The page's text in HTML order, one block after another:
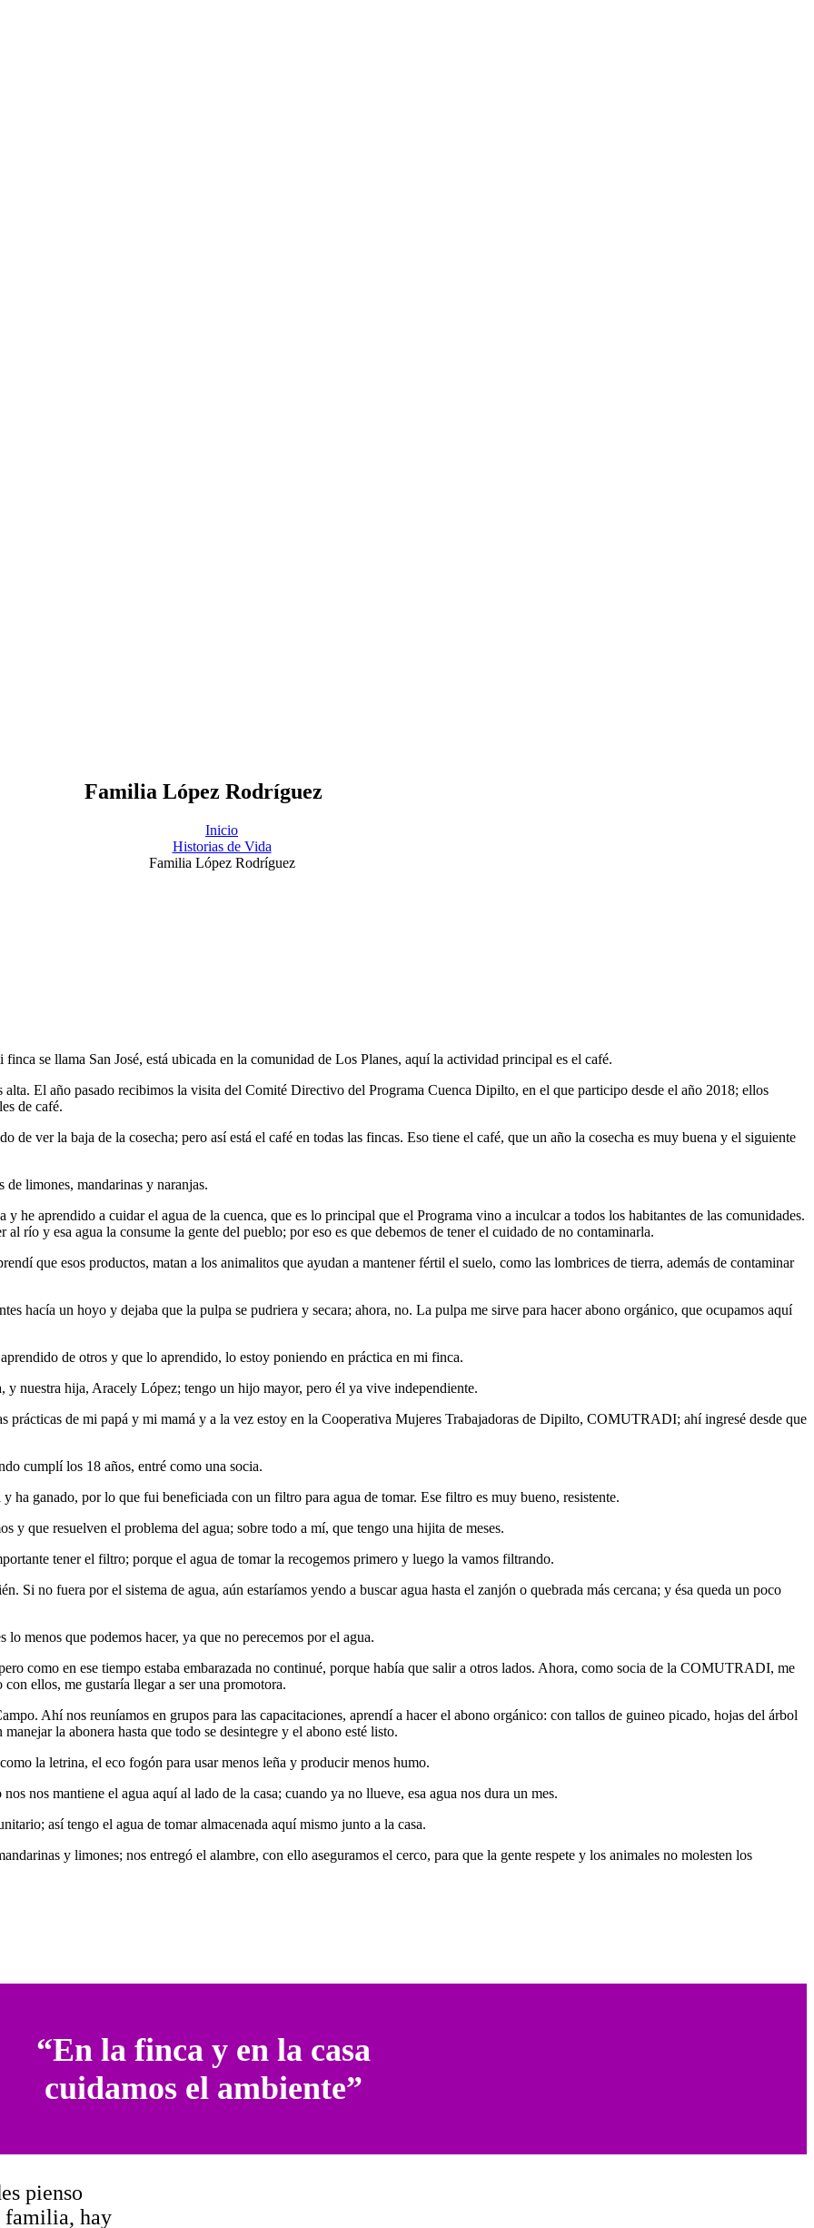
Familia López Rodríguez
Inicio
Historias de Vida
Familia López Rodríguez
se llama San José, está ubicada en la comunidad de Los Planes, aquí la actividad principal es el café.
El año pasado recibimos la visita del Comité Directivo del Programa Cuenca Dipilto, en el que participo desde el año 2018; ellos
de café.
de ver la baja de la cosecha; pero así está el café en todas las fincas. Eso tiene el café, que un año la cosecha es muy buena y el siguiente
de limones, mandarinas y naranjas.
he aprendido a cuidar el agua de la cuenca, que es lo principal que el Programa vino a inculcar a todos los habitantes de las comunidades.
al río y esa agua la consume la gente del pueblo; por eso es que debemos de tener el cuidado de no contaminarla.
que esos productos, matan a los animalitos que ayudan a mantener fértil el suelo, como las lombrices de tierra, además de contaminar
hacía un hoyo y dejaba que la pulpa se pudriera y secara; ahora, no. La pulpa me sirve para hacer abono orgánico, que ocupamos aquí
de otros y que lo aprendido, lo estoy poniendo en práctica en mi finca.
nuestra hija, Aracely López; tengo un hijo mayor, pero él ya vive independiente.
de mi papá y mi mamá y a la vez estoy en la Cooperativa Mujeres Trabajadoras de Dipilto, COMUTRADI; ahí ingresé desde que
cumplí los 18 años, entré como una socia.
ha ganado, por lo que fui beneficiada con un filtro para agua de tomar. Ese filtro es muy bueno, resistente.
y que resuelven el problema del agua; sobre todo a mí, que tengo una hijita de meses.
tener el filtro; porque el agua de tomar la recogemos primero y luego la vamos filtrando.
Si no fuera por el sistema de agua, aún estaríamos yendo a buscar agua hasta el zanjón o quebrada más cercana; y ésa queda un poco
menos que podemos hacer, ya que no perecemos por el agua.
como en ese tiempo estaba embarazada no continué, porque había que salir a otros lados. Ahora, como socia de la COMUTRADI, me
ellos, me gustaría llegar a ser una promotora.
Ahí nos reuníamos en grupos para las capacitaciones, aprendí a hacer el abono orgánico: con tallos de guineo picado, hojas del árbol
la abonera hasta que todo se desintegre y el abono esté listo.
la letrina, el eco fogón para usar menos leña y producir menos humo.
nos mantiene el agua aquí al lado de la casa; cuando ya no llueve, esa agua nos dura un mes.
así tengo el agua de tomar almacenada aquí mismo junto a la casa.
y limones; nos entregó el alambre, con ello aseguramos el cerco, para que la gente respete y los animales no molesten los
“En la finca y en la casa
cuidamos el ambiente”
pienso
familia, hay